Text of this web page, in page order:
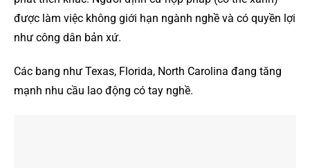
được làm việc không giới hạn ngành nghề và có quyền lợi
như công dân bản xứ.
Các bang như Texas, Florida, North Carolina đang tăng
mạnh nhu cầu lao động có tay nghề.